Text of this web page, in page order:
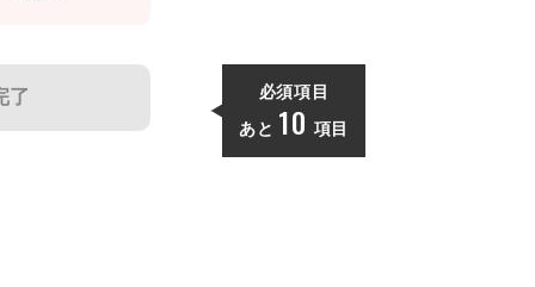
了 必須項目
あと 10 項目